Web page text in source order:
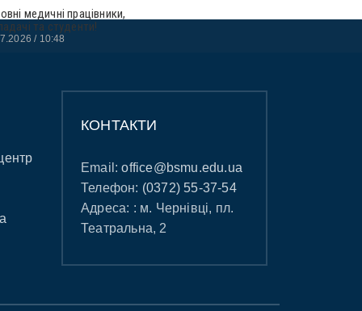
медичні працівники,
та студенти!
10:48
КОНТАКТИ
Email:office@bsmu.edu.ua
Телефон: (0372) 55-37-54
Адреса: : м. Чернівці, пл.
Театральна, 2